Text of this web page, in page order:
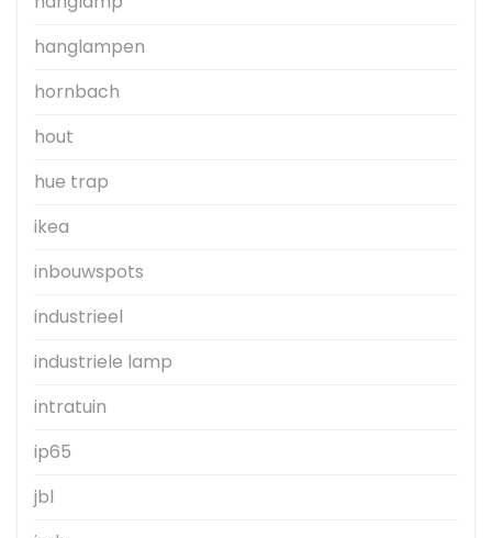
hanglampen
hornbach
hout
hue trap
ikea
inbouwspots
industrieel
industriele lamp
intratuin
ip65
jbl